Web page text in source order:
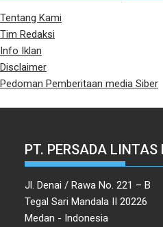
Tentang Kami
Tim Redaksi
Info Iklan
Disclaimer
Pedoman Pemberitaan media Siber
PT. PERSADA LINTAS
Jl. Denai / Rawa No. 221 – B
Tegal Sari Mandala II 20226
Medan - Indonesia